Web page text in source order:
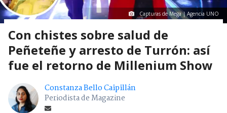
Capturas de Mega | Agencia UNO
Con chistes sobre salud de
Peñeteñe y arresto de Turrón: así
fue el retorno de Millenium Show
Constanza Bello Caipillán
Periodista de Magazine